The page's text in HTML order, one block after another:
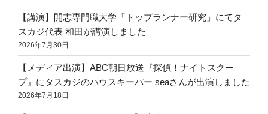
【講演】開志専門職大学「トップランナー研究」にてタ
スカジ代表 和田が講演しました
2026年7月30日
【メディア出演】ABC朝日放送『探偵！ナイトスクー
プ』にタスカジのハウスキーパー seaさんが出演しました
2026年7月18日